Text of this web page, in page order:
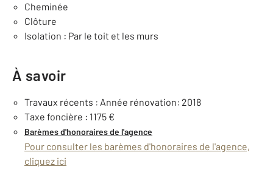
Cheminée
Clôture
Isolation : Par le toit et les murs
À savoir
Travaux récents : Année rénovation: 2018
Taxe foncière : 1175 €
Barèmes d'honoraires de l'agence
Pour consulter les barèmes d'honoraires de l'agence,
cliquez ici